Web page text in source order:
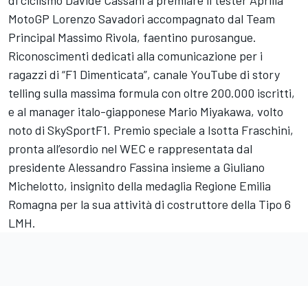
MotoGP Lorenzo Savadori accompagnato dal Team
Principal Massimo Rivola, faentino purosangue.
Riconoscimenti dedicati alla comunicazione per i
ragazzi di “F1 Dimenticata”, canale YouTube di story
telling sulla massima formula con oltre 200.000 iscritti,
e al manager italo-giapponese Mario Miyakawa, volto
noto di SkySportF1. Premio speciale a Isotta Fraschini,
pronta all’esordio nel WEC e rappresentata dal
presidente Alessandro Fassina insieme a Giuliano
Michelotto, insignito della medaglia Regione Emilia
Romagna per la sua attività di costruttore della Tipo 6
LMH.